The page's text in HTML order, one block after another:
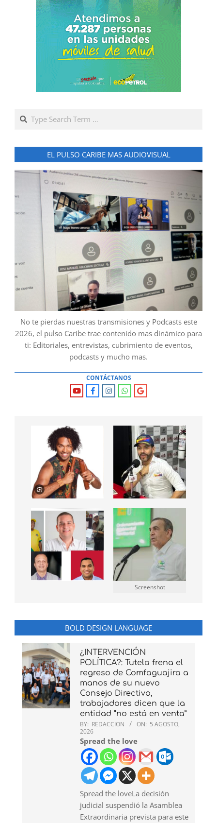
Search
EL PULSO CARIBE MAS AUDIOVISUAL
No te pierdas nuestras transmisiones y Podcasts este
2026, el pulso Caribe trae contenido mas dinámico para
ti: Editoriales, entrevistas, cubrimiento de eventos,
podcasts y mucho mas.
CONTÁCTANOS
Screenshot
BOLD DESIGN LANGUAGE
¿INTERVENCIÓN
POLÍTICA?: Tutela frena el
regreso de Comfaguajira a
manos de su nuevo
Consejo Directivo,
trabajadores dicen que la
entidad “no está en venta”
BY: REDACCION ON: 5 AGOSTO,
2026
Spread the love
Spread the loveLa decisión
judicial suspendió la Asamblea
Extraordinaria prevista para este